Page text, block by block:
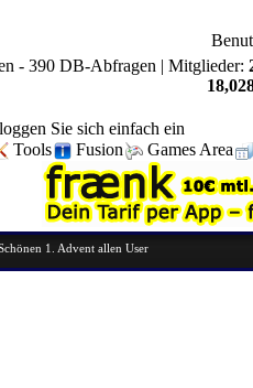
- 390 DB-Abfragen | Mitglieder:
Sie sich einfach ein
Tools Fusion Games Area
1. Advent allen User